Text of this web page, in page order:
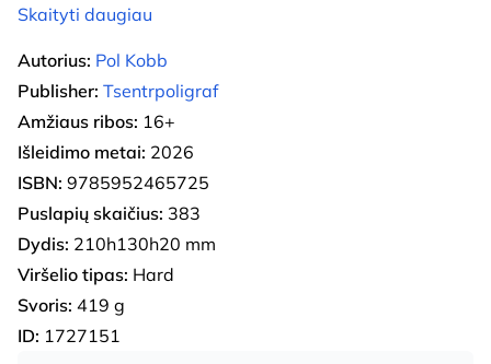
Skaityti daugiau
Autorius: Pol Kobb
Publisher: Tsentrpoligraf
Amžiaus ribos: 16+
Išleidimo metai: 2026
ISBN: 9785952465725
Puslapių skaičius: 383
Dydis: 210h130h20 mm
Viršelio tipas: Hard
Svoris: 419 g
ID: 1727151